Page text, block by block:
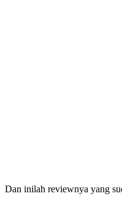
Dan inilah reviewnya yang